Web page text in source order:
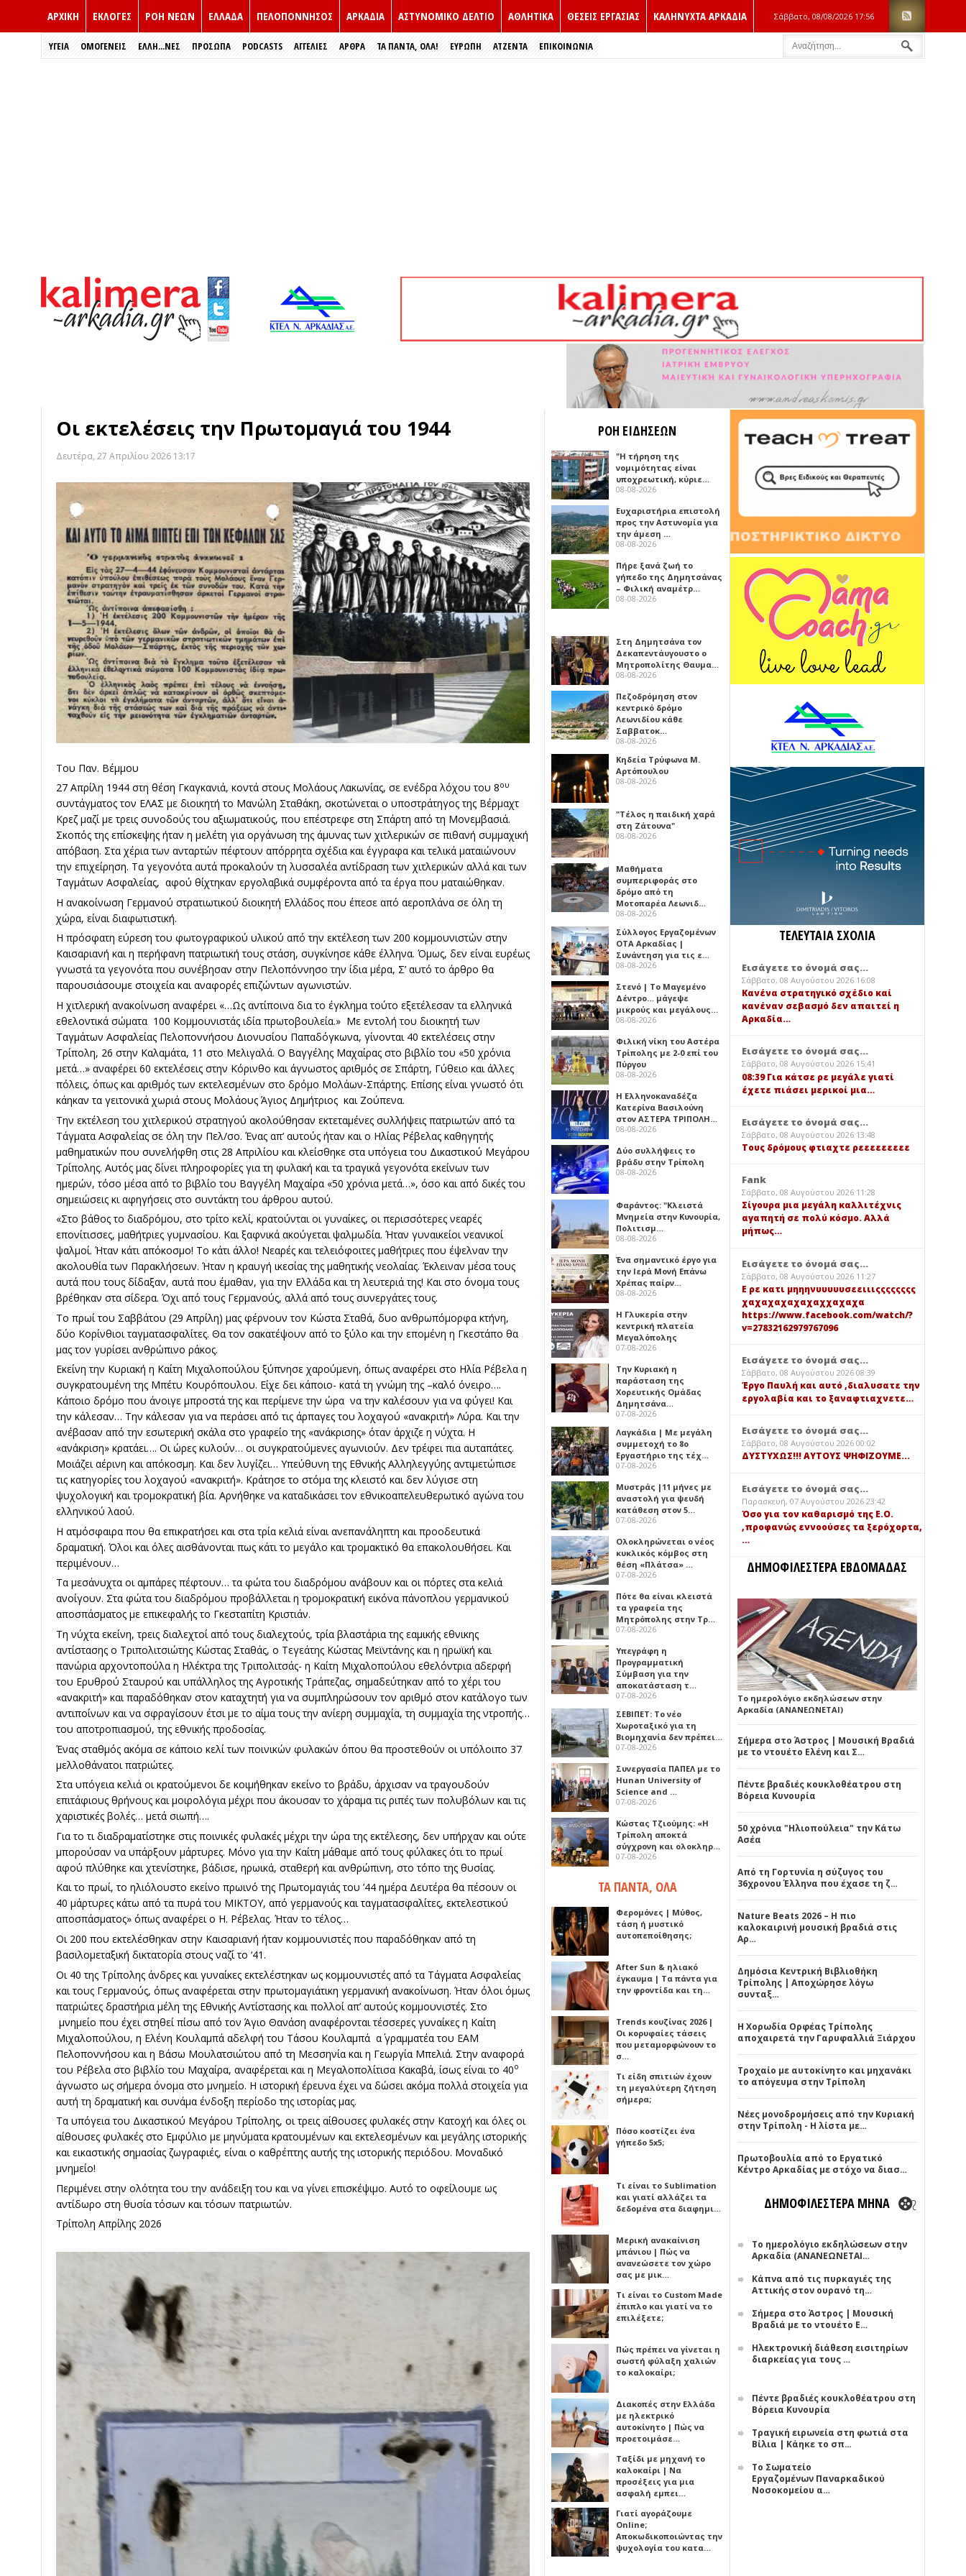
ΑΡΧΙΚΗ ΕΚΛΟΓΈΣ ΡΟΗ ΝΕΩΝ ΕΛΛΑΔΑ ΠΕΛΟΠΟΝΝΗΣΟΣ ΑΡΚΑΔΙΑ ΑΣΤΥΝΟΜΙΚΟ ΔΕΛΤΙΟ ΑΘΛΗΤΙΚΑ ΘΕΣΕΙΣ ΕΡΓΑΣΙΑΣ ΚΑΛΗΝΥΧΤΑ ΑΡΚΑΔΙΑ Σάββατο, 08/08/2026 17:56
ΥΓΕΙΑ ΟΜΟΓΕΝΕΙΣ ΈΛΛΗ...ΝΕΣ ΠΡΌΣΩΠΑ PODCASTS ΑΓΓΕΛΙΕΣ ΑΡΘΡΑ ΤΑ ΠΑΝΤΑ, ΟΛΑ! ΕΥΡΏΠΗ ΑΤΖΕΝΤΑ ΕΠΙΚΟΙΝΩΝΙΑ
Οι εκτελέσεις την Πρωτομαγιά του 1944
Δευτέρα, 27 Απριλίου 2026 13:17
Του Παν. Βέμμου
27 Απρίλη 1944 στη θέση Γκαγκανιά, κοντά στους Μολάους Λακωνίας, σε ενέδρα λόχου του 8ου
συντάγματος τον ΕΛΑΣ με διοικητή το Μανώλη Σταθάκη, σκοτώνεται ο υποστράτηγος της Βέρμαχτ
Κρεζ μαζί με τρεις συνοδούς του αξιωματικούς, που επέστρεφε στη Σπάρτη από τη Μονεμβασιά.
Σκοπός της επίσκεψης ήταν η μελέτη για οργάνωση της άμυνας των χιτλερικών σε πιθανή συμμαχική
απόβαση. Στα χέρια των ανταρτών πέφτουν απόρρητα σχέδια και έγγραφα και τελικά ματαιώνουν
την επιχείρηση. Τα γεγονότα αυτά προκαλούν τη λυσσαλέα αντίδραση των χιτλερικών αλλά και των
Ταγμάτων Ασφαλείας, αφού θίχτηκαν εργολαβικά συμφέροντα από τα έργα που ματαιώθηκαν.
Η ανακοίνωση Γερμανού στρατιωτικού διοικητή Ελλάδος που έπεσε από αεροπλάνα σε όλη τη
χώρα, είναι διαφωτιστική.
Η πρόσφατη εύρεση του φωτογραφικού υλικού από την εκτέλεση των 200 κομμουνιστών στην
Καισαριανή και η περήφανη πατριωτική τους στάση, συγκίνησε κάθε έλληνα. Όμως, δεν είναι ευρέως
γνωστά τα γεγονότα που συνέβησαν στην Πελοπόννησο την ίδια μέρα, Σ’ αυτό το άρθρο θα
παρουσιάσουμε στοιχεία και αναφορές επιζώντων αγωνιστών.
Η χιτλερική ανακοίνωση αναφέρει «…Ως αντίποινα δια το έγκλημα τούτο εξετέλεσαν τα ελληνικά
εθελοντικά σώματα 100 Κομμουνιστάς ιδία πρωτοβουλεία.» Με εντολή του διοικητή των
Ταγμάτων Ασφαλείας Πελοποννήσου Διονυσίου Παπαδόγκωνα, γίνονται 40 εκτελέσεις στην
Τρίπολη, 26 στην Καλαμάτα, 11 στο Μελιγαλά. Ο Βαγγέλης Μαχαίρας στο βιβλίο του «50 χρόνια
μετά…» αναφέρει 60 εκτελέσεις στην Κόρινθο και άγνωστος αριθμός σε Σπάρτη, Γύθειο και άλλες
πόλεις, όπως και αριθμός των εκτελεσμένων στο δρόμο Μολάων-Σπάρτης. Επίσης είναι γνωστό ότι
κάηκαν τα γειτονικά χωριά στους Μολάους Άγιος Δημήτριος και Ζούπενα.
Την εκτέλεση του χιτλερικού στρατηγού ακολούθησαν εκτεταμένες συλλήψεις πατριωτών από τα
Τάγματα Ασφαλείας σε όλη την Πελ/σο. Ένας απ’ αυτούς ήταν και ο Ηλίας Ρέβελας καθηγητής
μαθηματικών που συνελήφθη στις 28 Απριλίου και κλείσθηκε στα υπόγεια του Δικαστικού Μεγάρου
Τρίπολης. Αυτός μας δίνει πληροφορίες για τη φυλακή και τα τραγικά γεγονότα εκείνων των
ημερών, τόσο μέσα από το βιβλίο του Βαγγέλη Μαχαίρα «50 χρόνια μετά…», όσο και από δικές του
σημειώσεις κι αφηγήσεις στο συντάκτη του άρθρου αυτού.
«Στο βάθος το διαδρόμου, στο τρίτο κελί, κρατούνται οι γυναίκες, οι περισσότερες νεαρές
επονίτισσες, μαθήτριες γυμνασίου. Και ξαφνικά ακούγεται ψαλμωδία. Ήταν γυναικείοι νεανικοί
ψαλμοί. Ήταν κάτι απόκοσμο! Το κάτι άλλο! Νεαρές και τελειόφοιτες μαθήτριες που έψελναν την
ακολουθία των Παρακλήσεων. Ήταν η κραυγή ικεσίας της μαθητικής νεολαίας. Έκλειναν μέσα τους
αυτά που τους δίδαξαν, αυτά που έμαθαν, για την Ελλάδα και τη λευτεριά της! Και στο όνομα τους
βρέθηκαν στα σίδερα. Όχι από τους Γερμανούς, αλλά από τους συνεργάτες τους.
Το πρωί του Σαββάτου (29 Απρίλη) μας φέρνουν τον Κώστα Σταθά, δυο ανθρωπόμορφα κτήνη,
δύο Κορίνθιοι ταγματασφαλίτες. Θα τον σακατέψουν από το ξύλο και την επομένη η Γκεστάπο θα
μας τον γυρίσει ανθρώπινο ράκος.
Εκείνη την Κυριακή η Καίτη Μιχαλοπούλου ξύπνησε χαρούμενη, όπως αναφέρει στο Ηλία Ρέβελα η
συγκρατουμένη της Μπέτυ Κουρόπουλου. Είχε δει κάποιο- κατά τη γνώμη της –καλό όνειρο….
Κάποιο δρόμο που άνοιγε μπροστά της και περίμενε την ώρα να την καλέσουν για να φύγει! Και
την κάλεσαν… Την κάλεσαν για να περάσει από τις άρπαγες του λοχαγού «ανακριτή» Λύρα. Και την
ανέβασαν από την εσωτερική σκάλα στο γραφείο της «ανάκρισης» όταν άρχιζε η νύχτα. Η
«ανάκριση» κρατάει…. Οι ώρες κυλούν… οι συγκρατούμενες αγωνιούν. Δεν τρέφει πια αυταπάτες.
Μοιάζει αέρινη και απόκοσμη. Και δεν λυγίζει… Υπεύθυνη της Εθνικής Αλληλεγγύης αντιμετώπισε
τις κατηγορίες του λοχαγού «ανακριτή». Κράτησε το στόμα της κλειστό και δεν λύγισε στη
ψυχολογική και τρομοκρατική βία. Αρνήθηκε να καταδικάσει τον εθνικοαπελευθερωτικό αγώνα του
ελληνικού λαού.
Η ατμόσφαιρα που θα επικρατήσει και στα τρία κελιά είναι ανεπανάληπτη και προοδευτικά
δραματική. Όλοι και όλες αισθάνονται πως κάτι το μεγάλο και τρομακτικό θα επακολουθήσει. Και
περιμένουν…
Τα μεσάνυχτα οι αμπάρες πέφτουν… τα φώτα του διαδρόμου ανάβουν και οι πόρτες στα κελιά
ανοίγουν. Στα φώτα του διαδρόμου προβάλλεται η τρομοκρατική εικόνα πάνοπλου γερμανικού
αποσπάσματος με επικεφαλής το Γκεσταπίτη Κριστιάν.
Τη νύχτα εκείνη, τρεις διαλεχτοί από τους διαλεχτούς, τρία βλαστάρια της εαμικής εθνικης
αντίστασης ο Τριπολιτσιώτης Κώστας Σταθάς, ο Τεγεάτης Κώστας Μεϊντάνης και η ηρωϊκή και
πανώρια αρχοντοπούλα η Ηλέκτρα της Τριπολιτσάς- η Καίτη Μιχαλοπούλου εθελόντρια αδερφή
του Ερυθρού Σταυρού και υπάλληλος της Αγροτικής Τράπεζας, σημαδεύτηκαν από το χέρι του
«ανακριτή» και παραδόθηκαν στον καταχτητή για να συμπληρώσουν τον αριθμό στον κατάλογο των
αντιποίνων και να σφραγίσουν έτσι με το αίμα τους την ανίερη συμμαχία, τη συμμαχία της ντροπής…
του αποτροπιασμού, της εθνικής προδοσίας.
Ένας σταθμός ακόμα σε κάποιο κελί των ποινικών φυλακών όπου θα προστεθούν οι υπόλοιπο 37
μελλοθάνατοι πατριώτες.
Στα υπόγεια κελιά οι κρατούμενοι δε κοιμήθηκαν εκείνο το βράδυ, άρχισαν να τραγουδούν
επιτάφιους θρήνους και μοιρολόγια μέχρι που άκουσαν το χάραμα τις ριπές των πολυβόλων και τις
χαριστικές βολές… μετά σιωπή….
Για το τι διαδραματίστηκε στις ποινικές φυλακές μέχρι την ώρα της εκτέλεσης, δεν υπήρχαν και ούτε
μπορούσαν να υπάρξουν μάρτυρες. Μόνο για την Καίτη μάθαμε από τους φύλακες ότι το πρωί
αφού πλύθηκε και χτενίστηκε, βάδισε, ηρωικά, σταθερή και ανθρώπινη, στο τόπο της θυσίας.
Και το πρωί, το ηλιόλουστο εκείνο πρωινό της Πρωτομαγιάς του ’44 ημέρα Δευτέρα θα πέσουν οι
40 μάρτυρες κάτω από τα πυρά του ΜΙΚΤΟΥ, από γερμανούς και ταγματασφαλίτες, εκτελεστικού
αποσπάσματος» όπως αναφέρει ο Η. Ρέβελας. Ήταν το τέλος…
Οι 200 που εκτελέσθηκαν στην Καισαριανή ήταν κομμουνιστές που παραδόθηκαν από τη
βασιλομεταξική δικτατορία στους ναζί το ‘41.
Οι 40 της Τρίπολης άνδρες και γυναίκες εκτελέστηκαν ως κομμουνιστές από τα Τάγματα Ασφαλείας
και τους Γερμανούς, όπως αναφέρεται στην πρωτομαγιάτικη γερμανική ανακοίνωση. Ήταν όλοι όμως
πατριώτες δραστήρια μέλη της Εθνικής Αντίστασης και πολλοί απ’ αυτούς κομμουνιστές. Στο
μνημείο που έχει στηθεί πίσω από τον Άγιο Θανάση αναφέρονται τέσσερες γυναίκες η Καίτη
Μιχαλοπούλου, η Ελένη Κουλαμπά αδελφή του Τάσου Κουλαμπά α΄ γραμματέα του ΕΑΜ
Πελοποννήσου και η Βάσω Μουλατσιώτου από τη Μεσσηνία και η Γεωργία Μπελιά. Στην αναφορά
του Ρέβελα στο βιβλίο του Μαχαίρα, αναφέρεται και η Μεγαλοπολίτισα Κακαβά, ίσως είναι το 40ο
άγνωστο ως σήμερα όνομα στο μνημείο. Η ιστορική έρευνα έχει να δώσει ακόμα πολλά στοιχεία για
αυτή τη δραματική και συνάμα ένδοξη περίοδο της ιστορίας μας.
Τα υπόγεια του Δικαστικού Μεγάρου Τρίπολης, οι τρεις αίθουσες φυλακές στην Κατοχή και όλες οι
αίθουσες φυλακές στο Εμφύλιο με μηνύματα κρατουμένων και εκτελεσμένων και μεγάλης ιστορικής
και εικαστικής σημασίας ζωγραφιές, είναι ο καθρέπτης αυτής της ιστορικής περιόδου. Μοναδικό
μνημείο!
Περιμένει στην ολότητα του την ανάδειξη του και να γίνει επισκέψιμο. Αυτό το οφείλουμε ως
αντίδωρο στη θυσία τόσων και τόσων πατριωτών.
Τρίπολη Απρίλης 2026
ΡΟΗ ΕΙΔΗΣΕΩΝ
"Η τήρηση της
νομιμότητας είναι
υποχρεωτική, κύριε…
08-08-2026
Ευχαριστήρια επιστολή
προς την Αστυνομία για
την άμεση …
08-08-2026
Πήρε ξανά ζωή το
γήπεδο της Δημητσάνας
– Φιλική αναμέτρ…
08-08-2026
Στη Δημητσάνα τον
Δεκαπεντάυγουστο ο
Μητροπολίτης Θαυμα…
08-08-2026
Πεζοδρόμηση στον
κεντρικό δρόμο
Λεωνιδίου κάθε
Σαββατοκ…
08-08-2026
Κηδεία Τρύφωνα Μ.
Αρτόπουλου
08-08-2026
"Τέλος η παιδική χαρά
στη Ζάτουνα"
08-08-2026
Μαθήματα
συμπεριφοράς στο
δρόμο από τη
Μοτοπαρέα Λεωνιδ…
08-08-2026
Σύλλογος Εργαζομένων
ΟΤΑ Αρκαδίας |
Συνάντηση για τις ε…
08-08-2026
Στενό | Το Μαγεμένο
Δέντρο… μάγεψε
μικρούς και μεγάλους…
08-08-2026
Φιλική νίκη του Αστέρα
Τρίπολης με 2-0 επί του
Πύργου
08-08-2026
Η Ελληνοκαναδέζα
Κατερίνα Βασιλούνη
στον ΑΣΤΕΡΑ ΤΡΙΠΟΛΗ…
08-08-2026
Δύο συλλήψεις το
βράδυ στην Τρίπολη
08-08-2026
Φαράντος: "Κλειστά
Μνημεία στην Κυνουρία,
Πολιτισμ…
08-08-2026
Ένα σημαντικό έργο για
την Ιερά Μονή Επάνω
Χρέπας παίρν…
08-08-2026
Η Γλυκερία στην
κεντρική πλατεία
Μεγαλόπολης
07-08-2026
Την Κυριακή η
παράσταση της
Χορευτικής Ομάδας
Δημητσάνα…
07-08-2026
Λαγκάδια | Με μεγάλη
συμμετοχή το 8ο
Εργαστήριο της τέχ…
07-08-2026
Μυστράς |11 μήνες με
αναστολή για ψευδή
κατάθεση στον 5…
07-08-2026
Ολοκληρώνεται ο νέος
κυκλικός κόμβος στη
θέση «Πλάτσα» …
07-08-2026
Πότε θα είναι κλειστά
τα γραφεία της
Μητρόπολης στην Τρ…
07-08-2026
Υπεγράφη η
Προγραμματική
Σύμβαση για την
αποκατάσταση τ…
07-08-2026
ΣΕΒΙΠΕΤ: Το νέο
Χωροταξικό για τη
Βιομηχανία δεν πρέπει…
07-08-2026
Συνεργασία ΠΑΠΕΛ με το
Hunan University of
Science and …
07-08-2026
Κώστας Τζιούμης: «Η
Τρίπολη αποκτά
σύγχρονη και ολοκληρ…
07-08-2026
ΤΑ ΠΑΝΤΑ, ΟΛΑ
Φερομόνες | Μύθος,
τάση ή μυστικό
αυτοπεποίθησης;
After Sun & ηλιακό
έγκαυμα | Τα πάντα για
την φροντίδα και τη…
Trends κουζίνας 2026 |
Οι κορυφαίες τάσεις
που μεταμορφώνουν το
σ…
Τι είδη σπιτιών έχουν
τη μεγαλύτερη ζήτηση
σήμερα;
Πόσο κοστίζει ένα
γήπεδο 5x5;
Τι είναι το Sublimation
και γιατί αλλάζει τα
δεδομένα στα διαφημι…
Μερική ανακαίνιση
μπάνιου | Πώς να
ανανεώσετε τον χώρο
σας με μικ…
Τι είναι το Custom Made
έπιπλο και γιατί να το
επιλέξετε;
Πώς πρέπει να γίνεται η
σωστή φύλαξη χαλιών
το καλοκαίρι;
Διακοπές στην Ελλάδα
με ηλεκτρικό
αυτοκίνητο | Πώς να
προετοιμάσε…
Ταξίδι με μηχανή το
καλοκαίρι | Να
προσέξεις για μια
ασφαλή εμπει…
Γιατί αγοράζουμε
Online;
Αποκωδικοποιώντας την
ψυχολογία του κατα…
ΤΕΛΕΥΤΑΙΑ ΣΧΟΛΙΑ
Εισάγετε το όνομά σας...
Σάββατο, 08 Αυγούστου 2026 16:08
Κανένα στρατηγικό σχέδιο καί
κανέναν σεβασμό δεν απαιτεί η
Αρκαδία…
Εισάγετε το όνομά σας...
Σάββατο, 08 Αυγούστου 2026 15:41
08:39 Για κάτσε ρε μεγάλε γιατί
έχετε πιάσει μερικοί μια…
Εισάγετε το όνομά σας...
Σάββατο, 08 Αυγούστου 2026 13:48
Τους δρόμους φτιαχτε ρεεεεεεεεε
Fank
Σάββατο, 08 Αυγούστου 2026 11:28
Σίγουρα μια μεγάλη καλλιτέχνις
αγαπητή σε πολύ κόσμο. Αλλά
μήπως…
Εισάγετε το όνομά σας...
Σάββατο, 08 Αυγούστου 2026 11:27
Ε ρε κατι μηηηνυυυυυσεειιιςςςςςςςς
χαχαχαχαχαχαχχαχαχα
https://www.facebook.com/watch/?
v=27832162979767096
Εισάγετε το όνομά σας...
Σάββατο, 08 Αυγούστου 2026 08:39
Έργο Παυλή και αυτό ,διαλυσατε την
εργολαβία και το ξαναφτιαχνετε…
Εισάγετε το όνομά σας...
Σάββατο, 08 Αυγούστου 2026 00:02
ΔΥΣΤΥΧΩΣ!!! ΑΥΤΟΥΣ ΨΗΦΙΖΟΥΜΕ...
Εισάγετε το όνομά σας...
Παρασκευή, 07 Αυγούστου 2026 23:42
Όσο για τον καθαρισμό της Ε.Ο.
,προφανώς εννοούσες τα ξερόχορτα,
…
ΔΗΜΟΦΙΛΕΣΤΕΡΑ ΕΒΔΟΜΑΔΑΣ
Το ημερολόγιο εκδηλώσεων στην
Αρκαδία (ΑΝΑΝΕΩΝΕΤΑΙ)
Σήμερα στο Άστρος | Μουσική Βραδιά
με το ντουέτο Ελένη και Σ…
Πέντε βραδιές κουκλοθέατρου στη
Βόρεια Κυνουρία
50 χρόνια "Ηλιοπούλεια" την Κάτω
Ασέα
Από τη Γορτυνία η σύζυγος του
36χρονου Έλληνα που έχασε τη ζ…
Nature Beats 2026 – Η πιο
καλοκαιρινή μουσική βραδιά στις
Αρ…
Δημόσια Κεντρική Βιβλιοθήκη
Τρίπολης | Αποχώρησε λόγω
συνταξ…
Η Χορωδία Ορφέας Τρίπολης
αποχαιρετά την Γαρυφαλλιά Ξιάρχου
Τροχαίο με αυτοκίνητο και μηχανάκι
το απόγευμα στην Τρίπολη
Νέες μονοδρομήσεις από την Κυριακή
στην Τρίπολη - Η λίστα με…
Πρωτοβουλία από το Εργατικό
Κέντρο Αρκαδίας με στόχο να διασ…
ΔΗΜΟΦΙΛΕΣΤΕΡΑ ΜΗΝΑ
Το ημερολόγιο εκδηλώσεων στην
Αρκαδία (ΑΝΑΝΕΩΝΕΤΑΙ…
Κάπνα από τις πυρκαγιές της
Αττικής στον ουρανό τη…
Σήμερα στο Άστρος | Μουσική
Βραδιά με το ντουέτο Ε…
Ηλεκτρονική διάθεση εισιτηρίων
διαρκείας για τους …
Πέντε βραδιές κουκλοθέατρου στη
Βόρεια Κυνουρία
Τραγική ειρωνεία στη φωτιά στα
Βίλια | Κάηκε το σπ…
Το Σωματείο
Εργαζομένων Παναρκαδικού
Νοσοκομείου α…